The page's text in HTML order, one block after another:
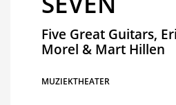
Five Great Guitars,
Morel & Mart Hillen
MUZIEKTHEATER